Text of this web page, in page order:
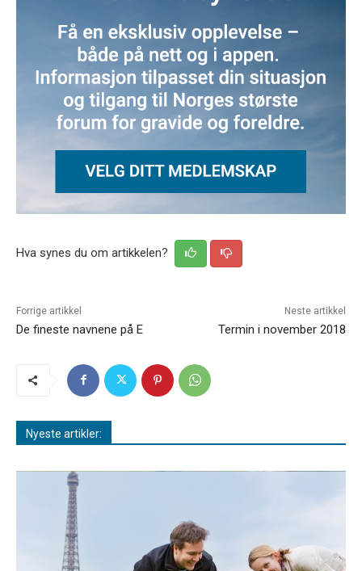
Hva synes du om artikkelen?
Forrige artikkel
De fineste navnene på E
Neste artikkel
Termin i november 2018
Nyeste artikler: